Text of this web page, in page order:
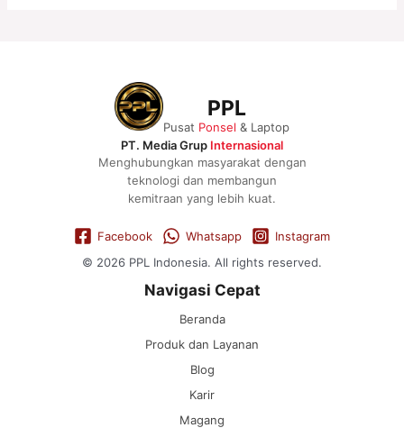
PPL
Pusat Ponsel & Laptop
PT. Media Grup Internasional
Menghubungkan masyarakat dengan
teknologi dan membangun
kemitraan yang lebih kuat.
Facebook Whatsapp
Instagram
© 2026 PPL Indonesia. All rights reserved.
Navigasi Cepat
Beranda
Produk dan Layanan
Blog
Karir
Magang